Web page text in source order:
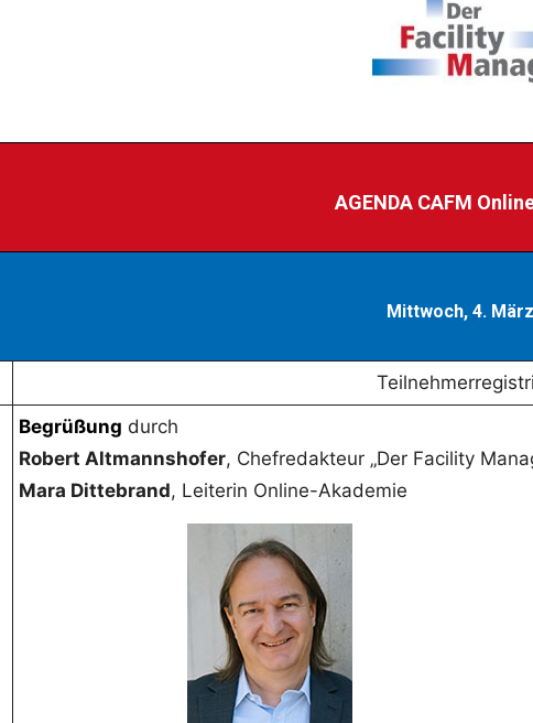
AGENDA CAFM
Mittwoch, 4.
Begrüßung durch
Robert Altmannshofer, Chefredakteur „Der Facility
Mara Dittebrand, Leiterin Online-Akademie